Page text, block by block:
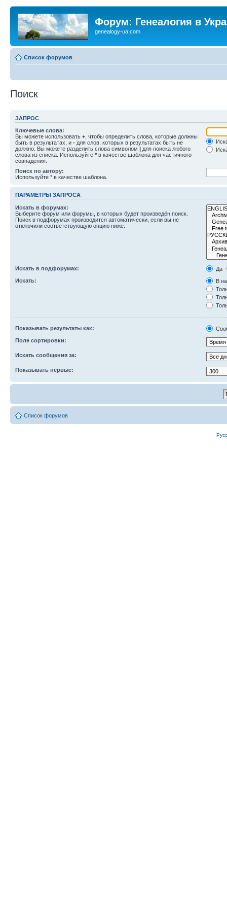
Форум: Генеалогия в
genealogy-ua.com
Список форумов
Поиск
ЗАПРОС
Ключевые слова:
Вы можете использовать + , чтобы определить слова, которые должны
быть в результатах, и - для слов, которых в результатах быть не
должно. Вы можете разделить слова символом | для поиска любого
слова из списка. Используйте * в качестве шаблона для частичного
совпадения.
Поиск по автору:
Используйте * в качестве шаблона.
ПАРАМЕТРЫ ЗАПРОСА
Искать в форумах:
Выберите форум или форумы, в которых будет произведён поиск.
Поиск в подфорумах производится автоматически, если вы не
отключили соответствующую опцию ниже.
Искать в подфорумах:
Да
Искать:
В
Показывать результаты как:
Поле сортировки:
Искать сообщения за:
Показывать первые:
Список форумов